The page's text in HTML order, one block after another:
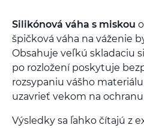
Silikónová váha s miskou
špičková váha na váženie
Obsahuje veľkú skladaciu
po rozložení poskytuje
rozsypaniu vášho
uzavrieť vekom na
Výsledky sa ľahko čítajú z